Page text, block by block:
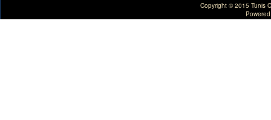
Copyright © 2015 Tunis